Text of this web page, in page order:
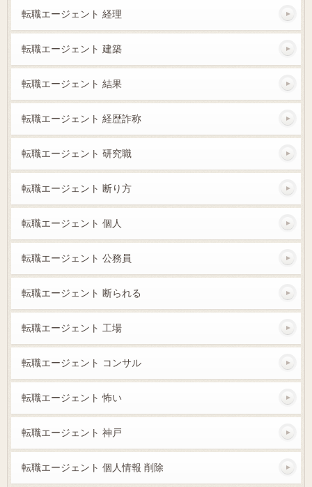
転職エージェント 経理
転職エージェント 建築
転職エージェント 結果
転職エージェント 経歴詐称
転職エージェント 研究職
転職エージェント 断り方
転職エージェント 個人
転職エージェント 公務員
転職エージェント 断られる
転職エージェント 工場
転職エージェント コンサル
転職エージェント 怖い
転職エージェント 神戸
転職エージェント 個人情報 削除